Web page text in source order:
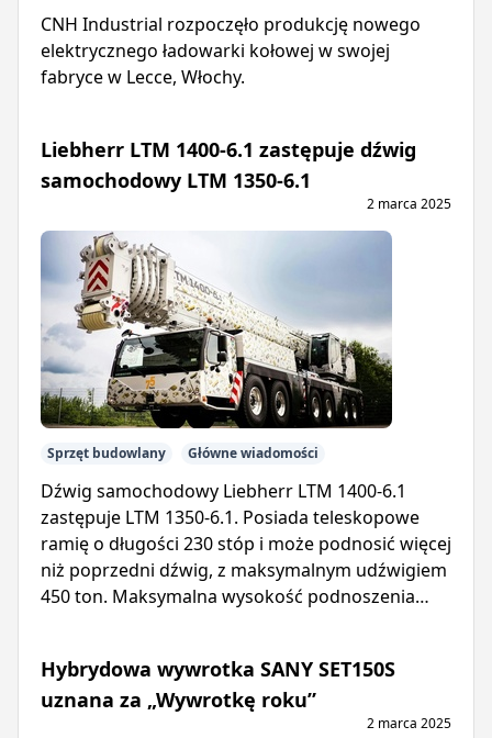
CNH Industrial rozpoczęło produkcję nowego
elektrycznego ładowarki kołowej w swojej
fabryce w Lecce, Włochy.
Liebherr LTM 1400-6.1 zastępuje dźwig
samochodowy LTM 1350-6.1
2 marca 2025
Sprzęt budowlany Główne wiadomości
Dźwig samochodowy Liebherr LTM 1400-6.1
zastępuje LTM 1350-6.1. Posiada teleskopowe
ramię o długości 230 stóp i może podnosić więcej
niż poprzedni dźwig, z maksymalnym udźwigiem
450 ton. Maksymalna wysokość podnoszenia
Hybrydowa wywrotka SANY SET150S
uznana za „Wywrotkę roku”
2 marca 2025